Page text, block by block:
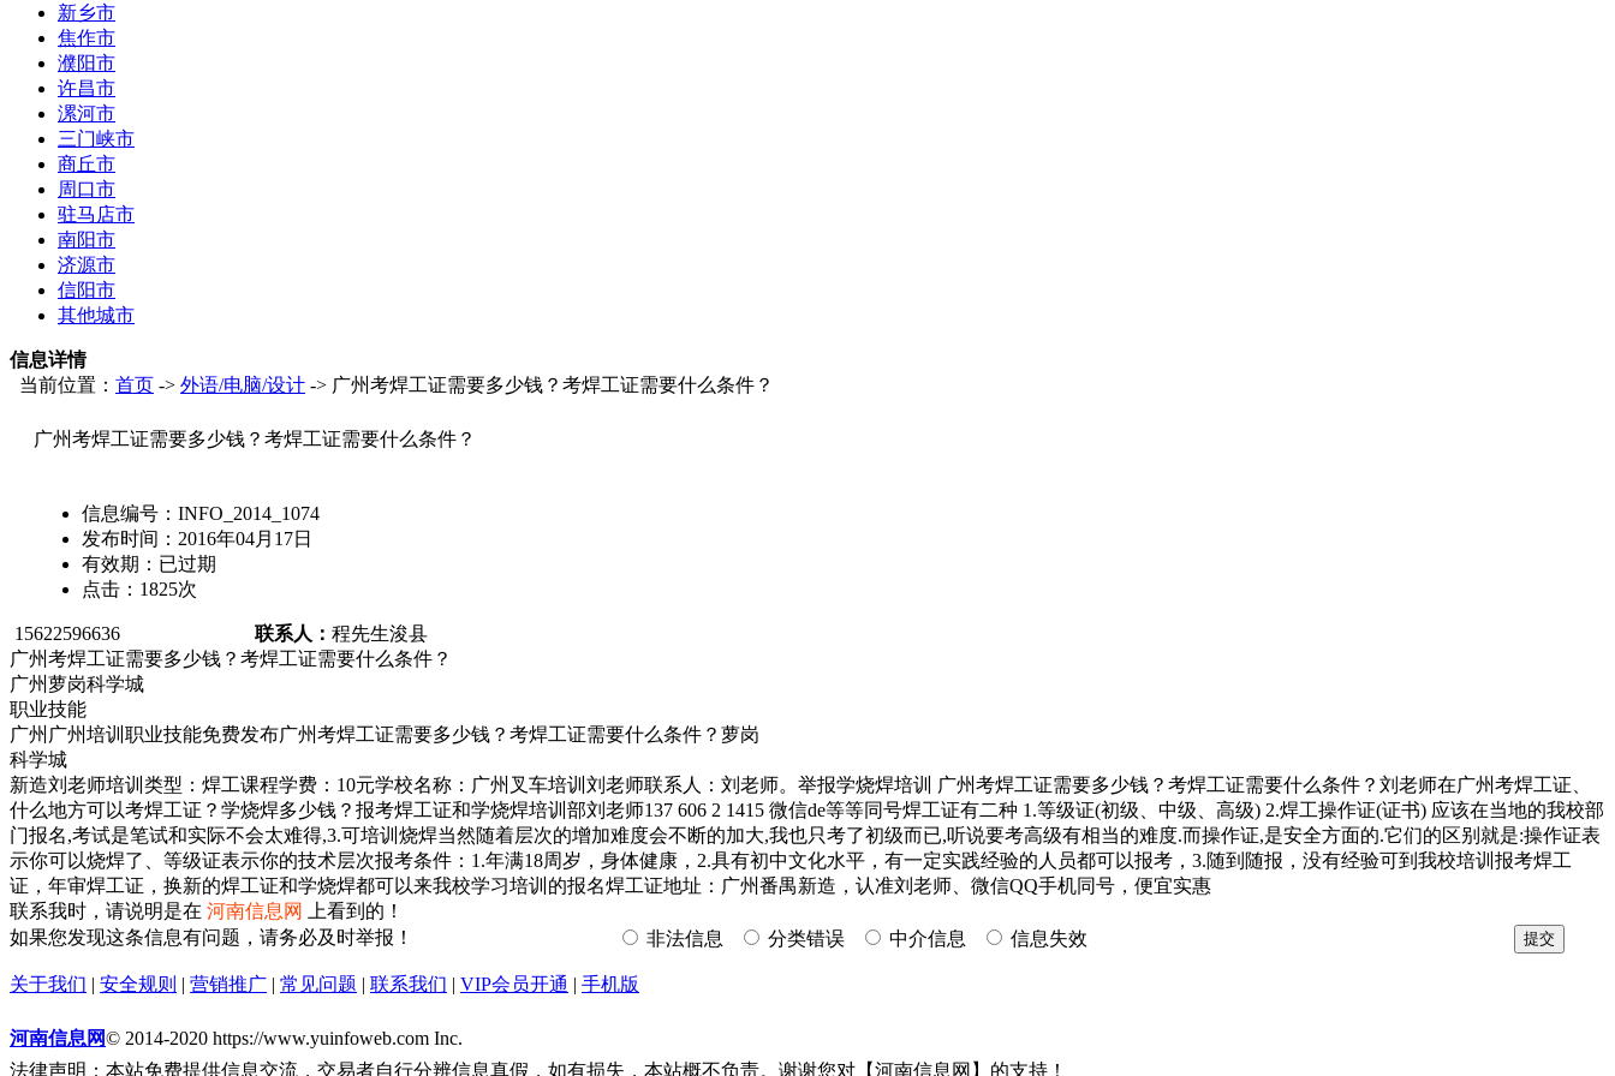
新乡市
焦作市
濮阳市
许昌市
漯河市
三门峡市
商丘市
周口市
驻马店市
南阳市
济源市
信阳市
其他城市
信息详情
当前位置： 首页 -> 外语/电脑/设计 -> 广州考焊工证需要多少钱？考焊工证需要什么条件？
广州考焊工证需要多少钱？考焊工证需要什么条件？
信息编号： INFO_2014_1074
发布时间： 2016年04月17日
有效期： 已过期
点击： 1825次
15622596636 联系人： 程先生浚县
广州考焊工证需要多少钱？考焊工证需要什么条件？
广州萝岗科学城
职业技能
广州广州培训职业技能免费发布广州考焊工证需要多少钱？考焊工证需要什么条件？萝岗
科学城
新造刘老师培训类型：焊工课程学费：10元学校名称：广州叉车培训刘老师联系人：刘老师。举报学烧焊培训 广州考焊工证需要多少钱？考焊工证需要什么条件？刘老师在广州考焊工证、
什么地方可以考焊工证？学烧焊多少钱？报考焊工证和学烧焊培训部刘老师137 606 2 1415 微信de等等同号焊工证有二种 1.等级证(初级、中级、高级) 2.焊工操作证(证书) 应该在当地的我校部
门报名,考试是笔试和实际不会太难得,3.可培训烧焊当然随着层次的增加难度会不断的加大,我也只考了初级而已,听说要考高级有相当的难度.而操作证,是安全方面的.它们的区别就是:操作证表
示你可以烧焊了、等级证表示你的技术层次报考条件：1.年满18周岁，身体健康，2.具有初中文化水平，有一定实践经验的人员都可以报考，3.随到随报，没有经验可到我校培训报考焊工
证，年审焊工证，换新的焊工证和学烧焊都可以来我校学习培训的报名焊工证地址：广州番禺新造，认准刘老师、微信QQ手机同号，便宜实惠
联系我时，请说明是在 河南信息网
上看到的！
如果您发现这条信息有问题，请务必及时举报！
非法信息 分类错误 中介信息 信息失效
关于我们 | 安全规则 | 营销推广 | 常见问题 | 联系我们 | VIP会员开通 | 手机版
河南信息网© 2014-2020 https://www.yuinfoweb.com Inc.
法律声明：本站免费提供信息交流，交易者自行分辨信息真假，如有损失，本站概不负责。谢谢您对【河南信息网】的支持！